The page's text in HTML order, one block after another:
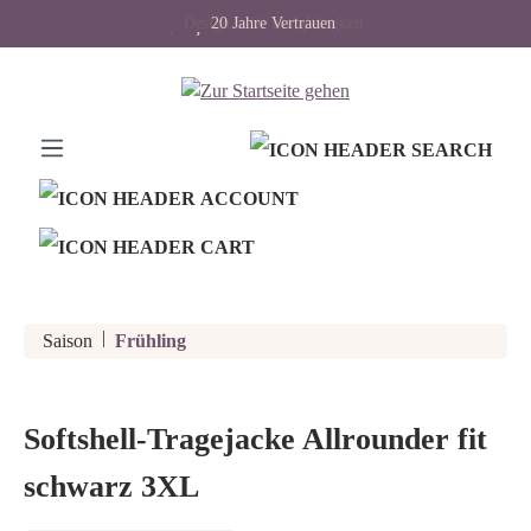
20 Jahre Vertrauen
Design trifft Langlebigkeit
Saison | Frühling
Softshell-Tragejacke Allrounder fit
schwarz 3XL